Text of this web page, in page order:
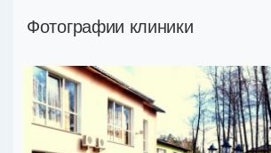
Фотографии клиники